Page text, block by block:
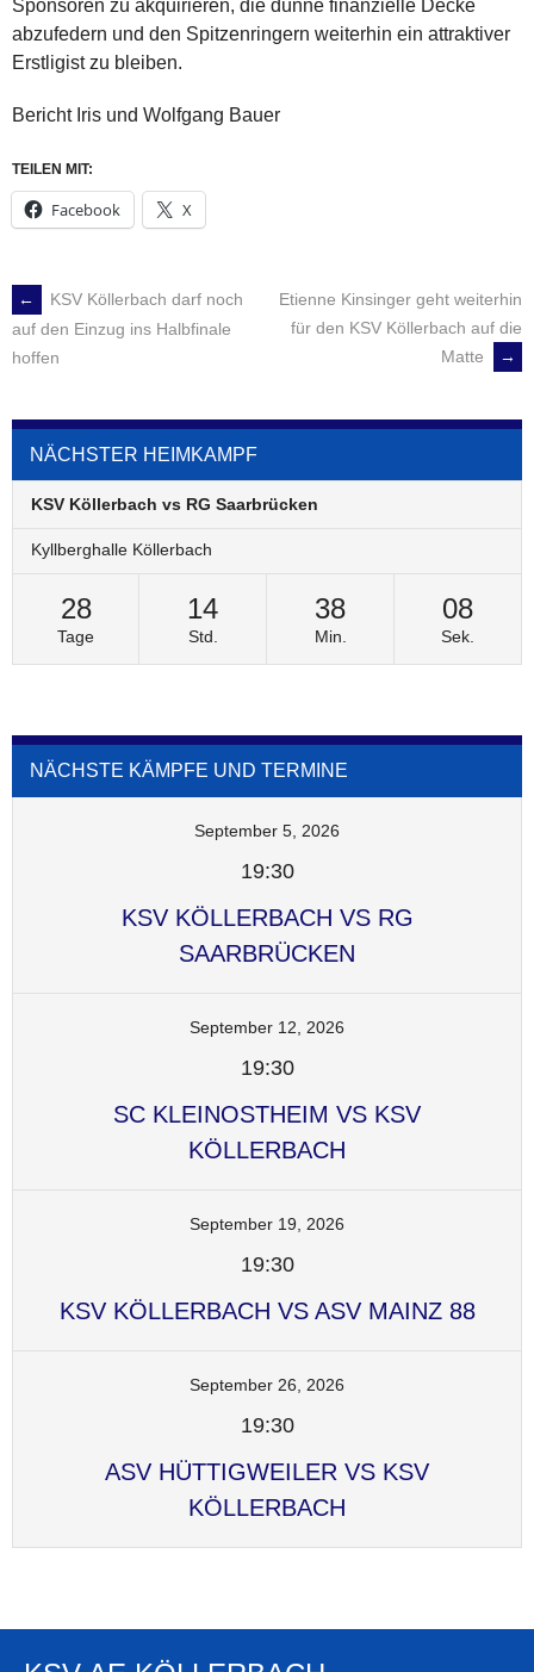
Sponsoren zu akquirieren, die dünne finanzielle Decke
abzufedern und den Spitzenringern weiterhin ein attraktiver
Erstligist zu bleiben.
Bericht Iris und Wolfgang Bauer
TEILEN MIT:
Facebook X
POST
NAVIGATION
←
KSV Köllerbach darf noch
auf den Einzug ins Halbfinale
hoffen
Etienne Kinsinger geht weiterhin
für den KSV Köllerbach auf die
Matte
→
NÄCHSTER HEIMKAMPF
KSV Köllerbach vs RG Saarbrücken
Kyllberghalle Köllerbach
28
Tage
14
Std.
38
Min.
08
Sek.
NÄCHSTE KÄMPFE UND TERMINE
September 5, 2026
19:30
KSV KÖLLERBACH VS RG
SAARBRÜCKEN
September 12, 2026
19:30
SC KLEINOSTHEIM VS KSV
KÖLLERBACH
September 19, 2026
19:30
KSV KÖLLERBACH VS ASV MAINZ 88
September 26, 2026
19:30
ASV HÜTTIGWEILER VS KSV
KÖLLERBACH